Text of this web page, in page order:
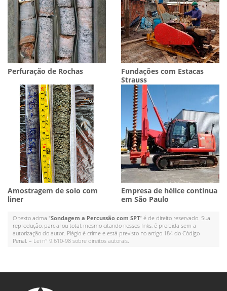
Perfuração de Rochas
Fundações com Estacas
Strauss
Amostragem de solo com
liner
Empresa de hélice contínua
em São Paulo
O texto acima "Sondagem a Percussão com SPT" é de direito reservado. Sua
reprodução, parcial ou total, mesmo citando nossos links, é proibida sem a
autorização do autor. Plágio é crime e está previsto no artigo 184 do Código
Penal. – Lei n° 9.610-98 sobre direitos autorais.